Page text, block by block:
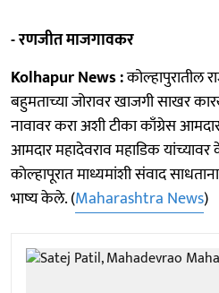
- रणजीत माजगावकर
Kolhapur News :कोल्हापुरातील
बहुमताच्या जोरावर खाजगी साखर
नावावर करा अशी टीका काँग्रेस
आमदार महादेवराव महाडिक
काेल्हापूरात माध्यमांशी संवाद
भाष्य केले. (Maharashtra News)